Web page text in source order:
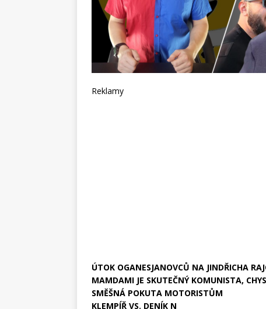
Reklamy
ÚTOK OGANESJANOVCŮ NA JINDŘICHA
MAMDAMI JE SKUTEČNÝ KOMUNISTA,
SMĚŠNÁ POKUTA MOTORISTŮM
KLEMPÍŘ VS. DENÍK N